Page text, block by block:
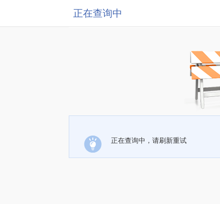
正在查询中
正在查询中，请刷新重试